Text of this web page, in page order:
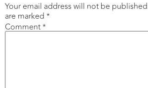
Your email address will not be
are marked *
Comment*